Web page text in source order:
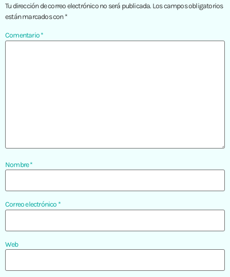
Tu dirección de correo electrónico no será publicada. Los campos obligatorios
están marcados con*
Comentario*
Nombre*
Correo electrónico *
Web